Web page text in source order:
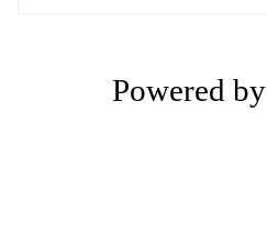
Powered by